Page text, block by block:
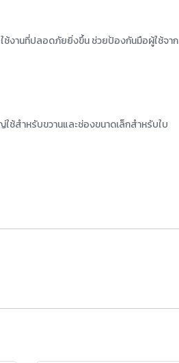
ใช้งานที่ปลอดภัยยิ่งขึ้น ช่วยป้องกันมือผู้ใช้จาก
ช้สำหรับขวานและช่องขนาดเล็กสำหรับใบ